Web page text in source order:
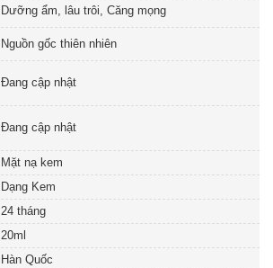
Dưỡng ẩm, lâu trôi, Căng mọng
Nguồn gốc thiên nhiên
Đang cập nhật
Đang cập nhật
Mặt nạ kem
Dạng Kem
24 tháng
20ml
Hàn Quốc